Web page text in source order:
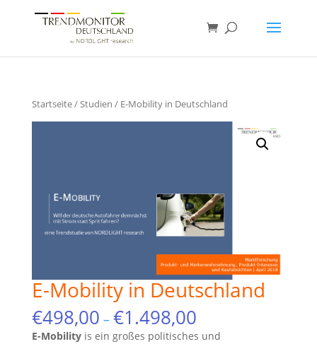
Startseite/Studien / E-Mobility in Deutschland
E-Mobility in Deutschland
€498,00 – €1.498,00
E-Mobility is ein großes politisches und